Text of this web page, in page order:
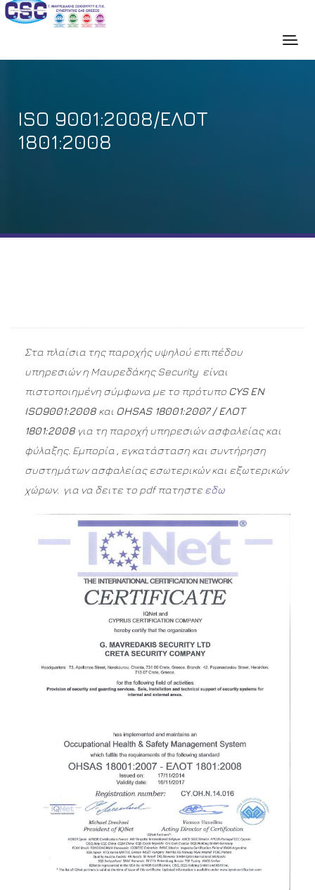
ISO 9001:2008/EΛΟΤ
1801:2008
Στα πλαίσια της παροχής υψηλού επιπέδου
υπηρεσιών η Μαυρεδάκης Security είναι
πιστοποιημένη σύμφωνα με το πρότυπο CYS EN
ISO9001:2008 και OHSAS 18001:2007 / ΕΛΟΤ
1801:2008 για τη παροχή υπηρεσιών ασφαλείας και
φύλαξης. Εμπορία , εγκατάσταση και συντήρηση
συστημάτων ασφαλείας εσωτερικών και εξωτερικών
χώρων. για να δειτε το pdf πατηστε εδω